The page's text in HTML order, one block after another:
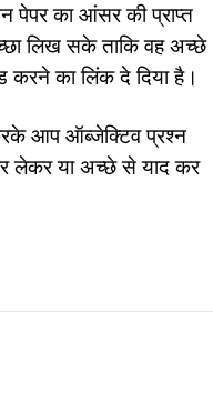
पेपर का आंसर की प्राप्त
लिख सके ताकि वह अच्छे
करने का लिंक दे दिया है।
करके आप ऑब्जेक्टिव प्रश्न
लेकर या अच्छे से याद कर